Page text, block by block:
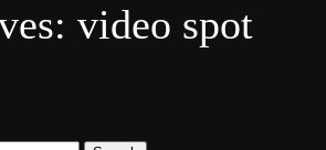
video spot